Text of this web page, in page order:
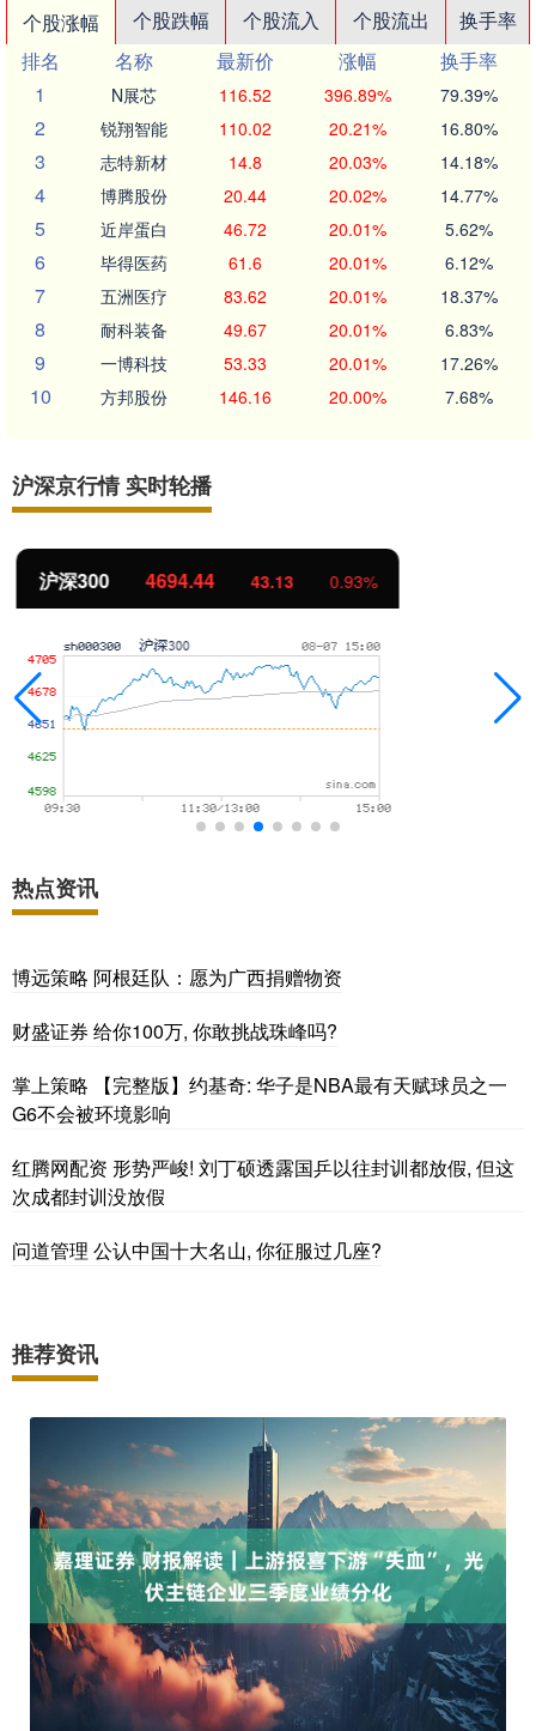
个股涨幅 个股跌幅 个股流入 个股流出
换手率
排名
名称 最新价 涨幅
换手率
1
N展芯 116.52 396.89% 79.39%
2 锐翔智能 110.02 20.21% 16.80%
3 志特新材 14.8 20.03% 14.18%
4 博腾股份 20.44 20.02% 14.77%
5 近岸蛋白 46.72 20.01% 5.62%
6 毕得医药 61.6 20.01% 6.12%
7 五洲医疗 83.62 20.01% 18.37%
8 耐科装备 49.67 20.01% 6.83%
9 一博科技 53.33 20.01% 17.26%
10 方邦股份 146.16 20.00% 7.68%
沪深京行情 实时轮播
北证50 1134.24 11.37
热点资讯
博远策略 阿根廷队：愿为广西捐赠物资
财盛证券 给你100万, 你敢挑战珠峰吗?
掌上策略 【完整版】约基奇: 华子是NBA最有天赋球员之一
G6不会被环境影响
红腾网配资 形势严峻! 刘丁硕透露国乒以往封训都放假, 但这
次成都封训没放假
问道管理 公认中国十大名山, 你征服过几座?
推荐资讯